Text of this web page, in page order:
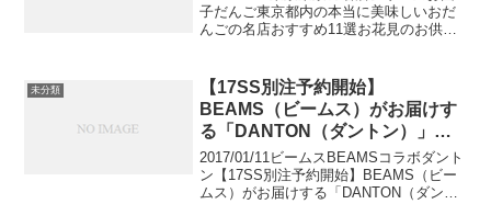
子だんご東京都内の本当に美味しいおだ
んごの名店おすすめ11選お花見のお供と
子。都内にはボリューム満点で大きいと
評判の団子...
未分類
【17SS別注予約開始】
BEAMS（ビームス）がお届けす
る「DANTON（ダントン）」の
ラインナップから目が離せない
2017/01/11ビームスBEAMSコラボダント
ン【17SS別注予約開始】BEAMS（ビー
ムス）がお届けする「DANTON（ダント